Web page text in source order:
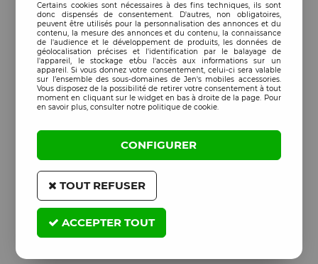
Certains cookies sont nécessaires à des fins techniques, ils sont
donc dispensés de consentement. D'autres, non obligatoires,
peuvent être utilisés pour la personnalisation des annonces et du
contenu, la mesure des annonces et du contenu, la connaissance
de l'audience et le développement de produits, les données de
géolocalisation précises et l'identification par le balayage de
l'appareil, le stockage et/ou l'accès aux informations sur un
appareil. Si vous donnez votre consentement, celui-ci sera valable
sur l’ensemble des sous-domaines de Jen's mobiles accessories.
Vous disposez de la possibilité de retirer votre consentement à tout
moment en cliquant sur le widget en bas à droite de la page. Pour
en savoir plus, consulter notre politique de cookie.
CONFIGURER
TOUT REFUSER
ACCEPTER TOUT